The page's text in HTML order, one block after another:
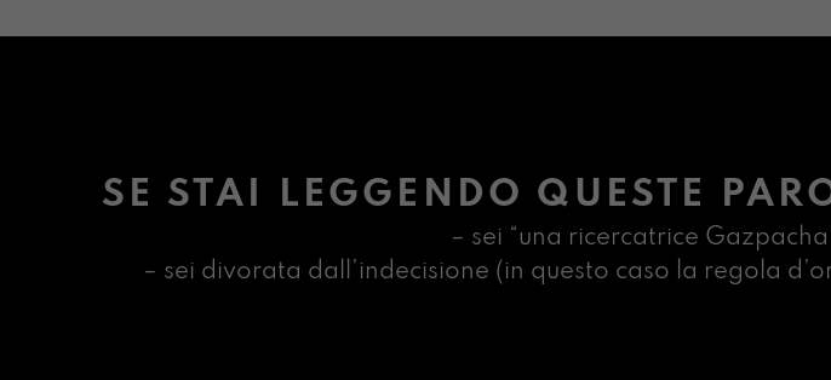
SE STAI LEGGENDO QUESTE
– sei “una ricercatrice
– sei divorata dall’indecisione (in questo caso la regola